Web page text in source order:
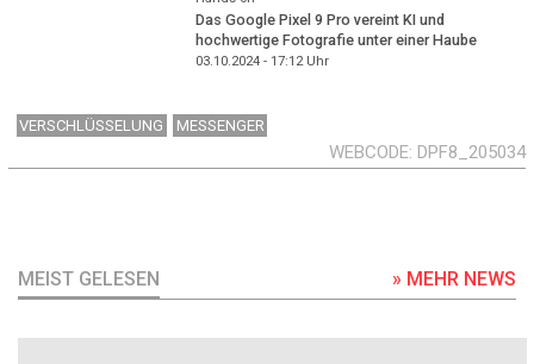
Das Google Pixel 9 Pro vereint KI und
hochwertige Fotografie unter einer Haube
03.10.2024 - 17:12Uhr
VERSCHLÜSSELUNG MESSENGER
WEBCODE DPF8_205034
MEIST GELESEN » MEHR NEWS